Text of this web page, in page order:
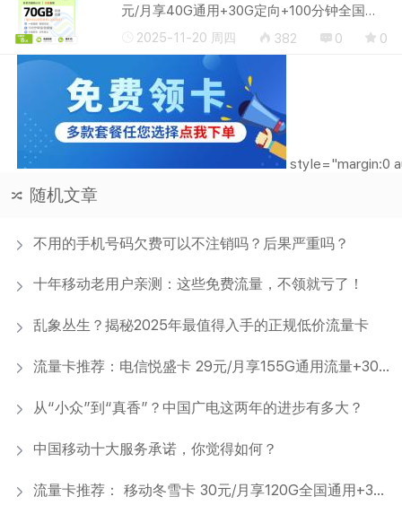
元/月享40G通用+30G定向+100分钟全国通
话[限制年龄：18-30周岁] 产品名称：移动云
40G通用+30G定向+100分钟全国通话(到期...
2025-11-20 周四 382 0 0
style="margin:0
随机文章
不用的手机号码欠费可以不注销吗？后果严重吗？
十年移动老用户亲测：这些免费流量，不领就亏了！
乱象丛生？揭秘2025年最值得入手的正规低价流量卡
流量卡推荐：电信悦盛卡 29元/月享155G通用流量+30G定向流量+100分钟通话
从“小众”到“真香”？中国广电这两年的进步有多大？
‌中国移动十大服务承诺，你觉得如何？
流量卡推荐： 移动冬雪卡 30元/月享120G全国通用+30G定向流量+400分钟通话+会员权益N选1[限制年龄：18-25周岁]